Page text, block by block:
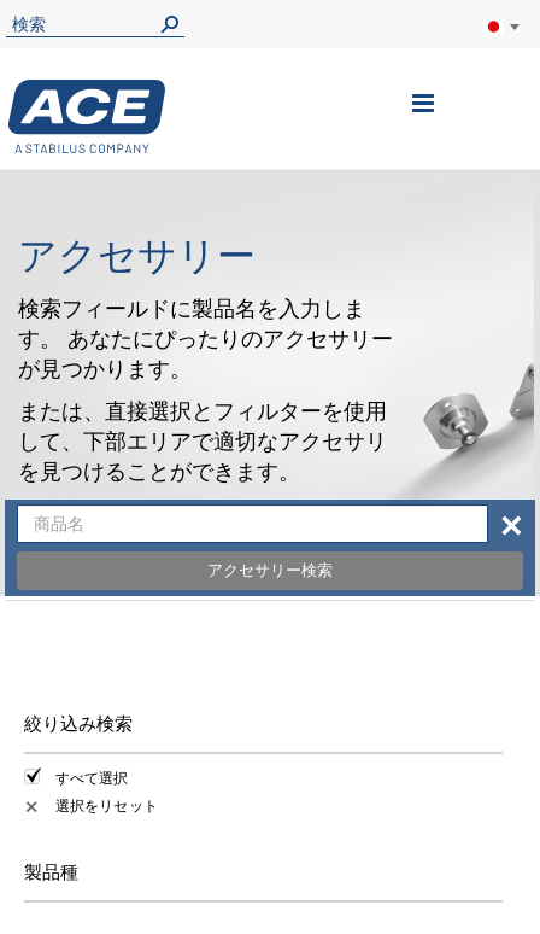
ナ
アクセサリー
検索フィールドに製品名を入力しま
す。 あなたにぴったりのアクセサリー
が見つかります。
または、直接選択とフィルターを使用
して、下部エリアで適切なアクセサリ
を見つけることができます。
アクセサリー検索
×
絞り込み検索
すべて選択
✕ 選択をリセット
製品種